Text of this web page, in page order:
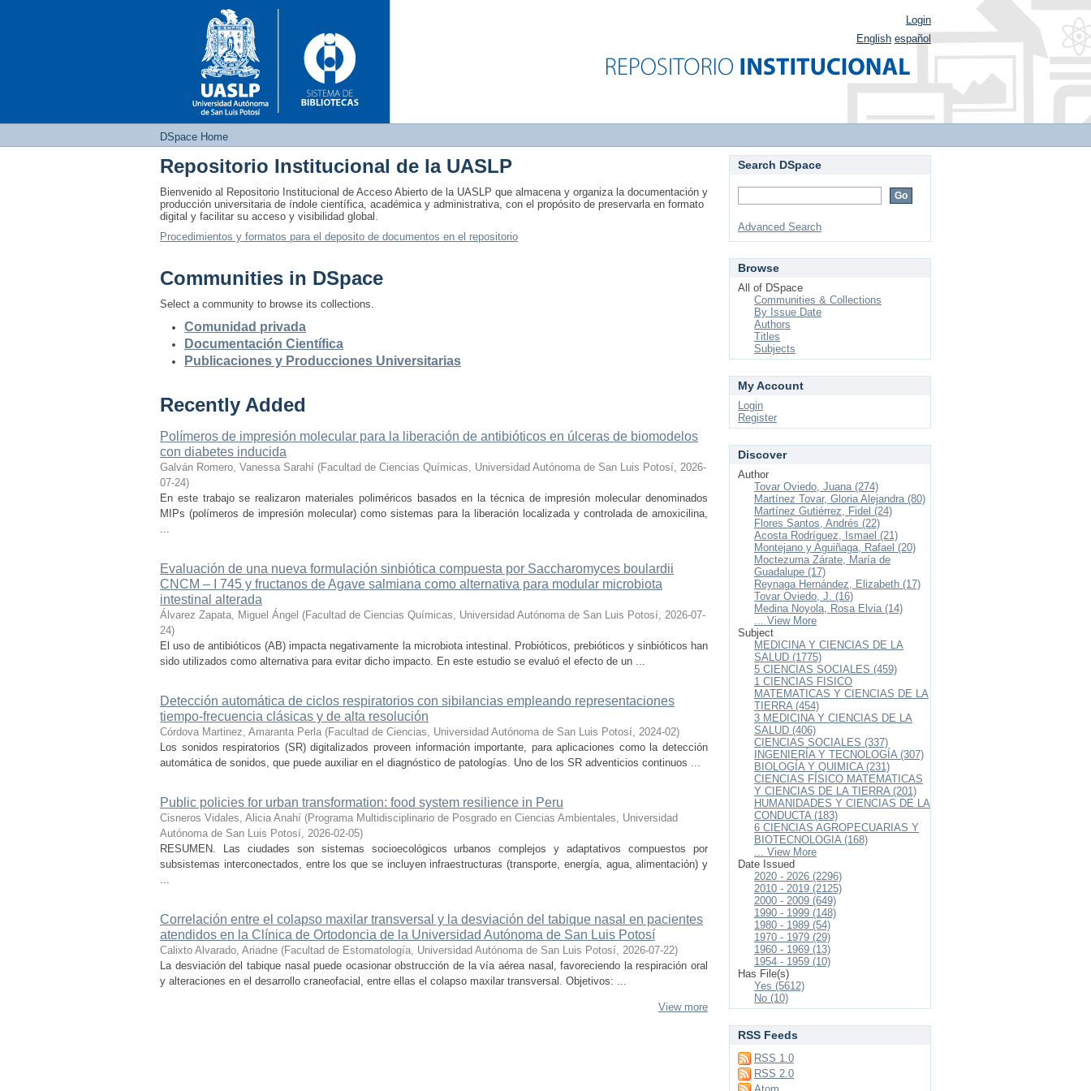
DSpace Home
Login
English español
DSpace Home
Repositorio Institucional de la UASLP
Bienvenido al Repositorio Institucional de Acceso Abierto de la UASLP que almacena y organiza la documentación y
producción universitaria de índole científica, académica y administrativa, con el propósito de preservarla en formato
digital y facilitar su acceso y visibilidad global.
Procedimientos y formatos para el deposito de documentos en el repositorio
Communities in DSpace
Select a community to browse its collections.
Comunidad privada
Documentación Científica
Publicaciones y Producciones Universitarias
Recently Added
Polímeros de impresión molecular para la liberación de antibióticos en úlceras de biomodelos
con diabetes inducida
Galván Romero, Vanessa Sarahí (Facultad de Ciencias Químicas, Universidad Autónoma de San Luis Potosí, 2026-
07-24)
En este trabajo se realizaron materiales poliméricos basados en la técnica de impresión molecular denominados
MIPs (polímeros de impresión molecular) como sistemas para la liberación localizada y controlada de amoxicilina,
...
Evaluación de una nueva formulación sinbiótica compuesta por Saccharomyces boulardii
CNCM – I 745 y fructanos de Agave salmiana como alternativa para modular microbiota
intestinal alterada
Álvarez Zapata, Miguel Ángel (Facultad de Ciencias Químicas, Universidad Autónoma de San Luis Potosí, 2026-07-
24)
El uso de antibióticos (AB) impacta negativamente la microbiota intestinal. Probióticos, prebióticos y sinbióticos han
sido utilizados como alternativa para evitar dicho impacto. En este estudio se evaluó el efecto de un ...
Detección automática de ciclos respiratorios con sibilancias empleando representaciones
tiempo-frecuencia clásicas y de alta resolución
Córdova Martinez, Amaranta Perla (Facultad de Ciencias, Universidad Autónoma de San Luis Potosí, 2024-02)
Los sonidos respiratorios (SR) digitalizados proveen información importante, para aplicaciones como la detección
automática de sonidos, que puede auxiliar en el diagnóstico de patologías. Uno de los SR adventicios continuos ...
Public policies for urban transformation: food system resilience in Peru
Cisneros Vidales, Alicia Anahí (Programa Multidisciplinario de Posgrado en Ciencias Ambientales, Universidad
Autónoma de San Luis Potosí, 2026-02-05)
RESUMEN. Las ciudades son sistemas socioecológicos urbanos complejos y adaptativos compuestos por
subsistemas interconectados, entre los que se incluyen infraestructuras (transporte, energía, agua, alimentación) y
...
Correlación entre el colapso maxilar transversal y la desviación del tabique nasal en pacientes
atendidos en la Clínica de Ortodoncia de la Universidad Autónoma de San Luis Potosí
Calixto Alvarado, Ariadne (Facultad de Estomatología, Universidad Autónoma de San Luis Potosí, 2026-07-22)
La desviación del tabique nasal puede ocasionar obstrucción de la vía aérea nasal, favoreciendo la respiración oral
y alteraciones en el desarrollo craneofacial, entre ellas el colapso maxilar transversal. Objetivos: ...
View more
Search DSpace
Advanced Search
Browse
All of DSpace
Communities & Collections
By Issue Date
Authors
Titles
Subjects
My Account
Login
Register
Discover
Author
Tovar Oviedo, Juana (274)
Martínez Tovar, Gloria Alejandra (80)
Martínez Gutiérrez, Fidel (24)
Flores Santos, Andrés (22)
Acosta Rodríguez, Ismael (21)
Montejano y Aguiñaga, Rafael (20)
Moctezuma Zárate, María de
Guadalupe (17)
Reynaga Hernández, Elizabeth (17)
Tovar Oviedo, J. (16)
Medina Noyola, Rosa Elvia (14)
... View More
Subject
MEDICINA Y CIENCIAS DE LA
SALUD (1775)
5 CIENCIAS SOCIALES (459)
1 CIENCIAS FISICO
MATEMATICAS Y CIENCIAS DE LA
TIERRA (454)
3 MEDICINA Y CIENCIAS DE LA
SALUD (406)
CIENCIAS SOCIALES (337)
INGENIERÍA Y TECNOLOGÍA (307)
BIOLOGÍA Y QUIMICA (231)
CIENCIAS FÍSICO MATEMATICAS
Y CIENCIAS DE LA TIERRA (201)
HUMANIDADES Y CIENCIAS DE LA
CONDUCTA (183)
6 CIENCIAS AGROPECUARIAS Y
BIOTECNOLOGIA (168)
... View More
Date Issued
2020 - 2026 (2296)
2010 - 2019 (2125)
2000 - 2009 (649)
1990 - 1999 (148)
1980 - 1989 (54)
1970 - 1979 (29)
1960 - 1969 (13)
1954 - 1959 (10)
Has File(s)
Yes (5612)
No (10)
RSS Feeds
RSS 1.0
RSS 2.0